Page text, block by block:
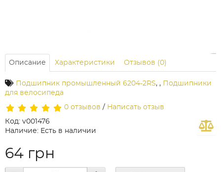
Описание Характеристики Отзывов (0)
Подшипник промышленный 6204-2RS, , Подшипники
для велосипеда
0 отзывов / Написать отзыв
Код: v001476
Наличие: Есть в наличии
64 грн